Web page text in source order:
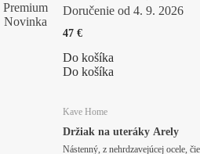
Premium
Novinka
Doručenie od 4. 9. 2026
47 €
Do košíka
Do košíka
Kave Home
Držiak na uteráky Arely